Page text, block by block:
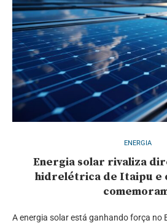
ENERGIA
Energia solar rivaliza
hidrelétrica de Itaipu e
A energia solar está ganhando força no